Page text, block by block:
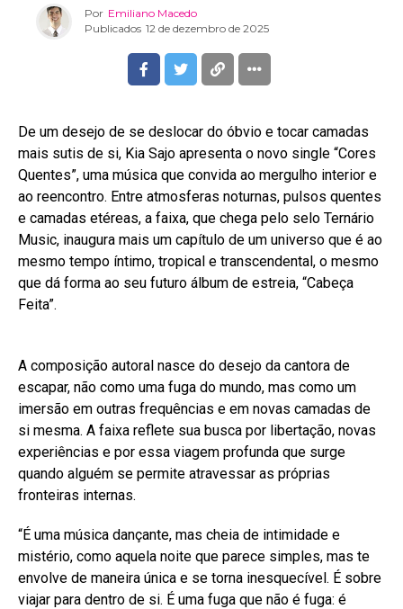
Por Emiliano Macedo
Publicados 12 de dezembro de 2025
De um desejo de se deslocar do óbvio e tocar camadas
mais sutis de si, Kia Sajo apresenta o novo single “Cores
Quentes”, uma música que convida ao mergulho interior e
ao reencontro. Entre atmosferas noturnas, pulsos quentes
e camadas etéreas, a faixa, que chega pelo selo Ternário
Music, inaugura mais um capítulo de um universo que é ao
mesmo tempo íntimo, tropical e transcendental, o mesmo
que dá forma ao seu futuro álbum de estreia, “Cabeça
Feita”.
A composição autoral nasce do desejo da cantora de
escapar, não como uma fuga do mundo, mas como um
imersão em outras frequências e em novas camadas de
si mesma. A faixa reflete sua busca por libertação, novas
experiências e por essa viagem profunda que surge
quando alguém se permite atravessar as próprias
fronteiras internas.
“É uma música dançante, mas cheia de intimidade e
mistério, como aquela noite que parece simples, mas te
envolve de maneira única e se torna inesquecível. É sobre
viajar para dentro de si. É uma fuga que não é fuga: é